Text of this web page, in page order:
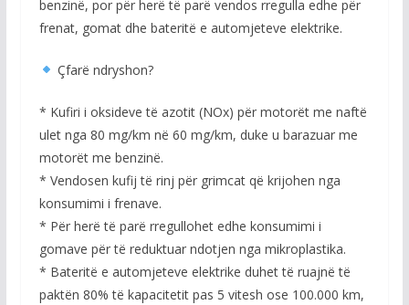
benzinë, por për herë të parë vendos rregulla edhe për
frenat, gomat dhe bateritë e automjeteve elektrike.
Çfarë ndryshon?
* Kufiri i oksideve të azotit (NOx) për motorët me naftë
ulet nga 80 mg/km në 60 mg/km, duke u barazuar me
motorët me benzinë.
* Vendosen kufij të rinj për grimcat që krijohen nga
konsumimi i frenave.
* Për herë të parë rregullohet edhe konsumimi i
gomave për të reduktuar ndotjen nga mikroplastika.
* Bateritë e automjeteve elektrike duhet të ruajnë të
paktën 80% të kapacitetit pas 5 vitesh ose 100.000 km,